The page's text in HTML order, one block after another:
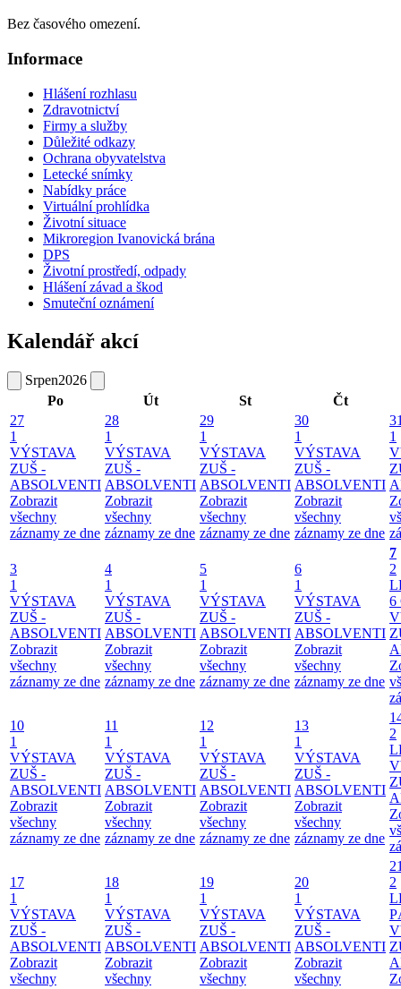
Bez časového omezení.
Informace
Hlášení rozhlasu
Zdravotnictví
Firmy a služby
Důležité odkazy
Ochrana obyvatelstva
Letecké snímky
Nabídky práce
Virtuální prohlídka
Životní situace
Mikroregion Ivanovická brána
DPS
Životní prostředí, odpady
Hlášení závad a škod
Smuteční oznámení
Kalendář akcí
Srpen2026
Po
Út St
Čt
27
1
VÝSTAVA
ZUŠ -
ABSOLVENTI
Zobrazit
všechny
záznamy ze dne
28
1
VÝSTAVA
ZUŠ -
ABSOLVENTI
Zobrazit
všechny
záznamy ze dne
29
1
VÝSTAVA
ZUŠ -
ABSOLVENTI
Zobrazit
všechny
záznamy ze dne
30
1
VÝSTAVA
ZUŠ -
ABSOLVENTI
Zobrazit
všechny
záznamy ze dne
1
3
1
VÝSTAVA
ZUŠ -
ABSOLVENTI
Zobrazit
všechny
záznamy ze dne
4
1
VÝSTAVA
ZUŠ -
ABSOLVENTI
Zobrazit
všechny
záznamy ze dne
5
1
VÝSTAVA
ZUŠ -
ABSOLVENTI
Zobrazit
všechny
záznamy ze dne
6
1
VÝSTAVA
ZUŠ -
ABSOLVENTI
Zobrazit
všechny
záznamy ze dne
7
2
6
10
1
VÝSTAVA
ZUŠ -
ABSOLVENTI
Zobrazit
všechny
záznamy ze dne
11
1
VÝSTAVA
ZUŠ -
ABSOLVENTI
Zobrazit
všechny
záznamy ze dne
12
1
VÝSTAVA
ZUŠ -
ABSOLVENTI
Zobrazit
všechny
záznamy ze dne
13
1
VÝSTAVA
ZUŠ -
ABSOLVENTI
Zobrazit
všechny
záznamy ze dne
2
17
1
VÝSTAVA
ZUŠ -
ABSOLVENTI
Zobrazit
všechny
18
1
VÝSTAVA
ZUŠ -
ABSOLVENTI
Zobrazit
všechny
19
1
VÝSTAVA
ZUŠ -
ABSOLVENTI
Zobrazit
všechny
20
1
VÝSTAVA
ZUŠ -
ABSOLVENTI
Zobrazit
všechny
2